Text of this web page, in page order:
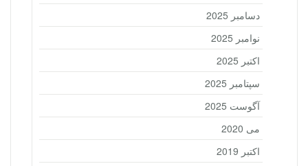
دسامبر 2025
نوامبر 2025
اکتبر 2025
سپتامبر 2025
آگوست 2025
می 2020
اکتبر 2019